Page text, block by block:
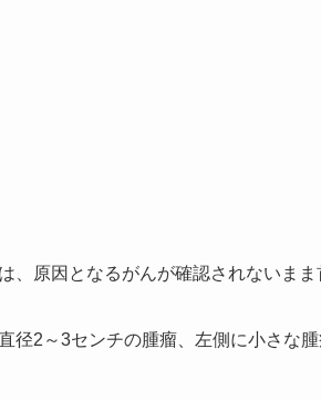
、原因となるがんが確認されないまま
径2～3センチの腫瘤、左側に小さな